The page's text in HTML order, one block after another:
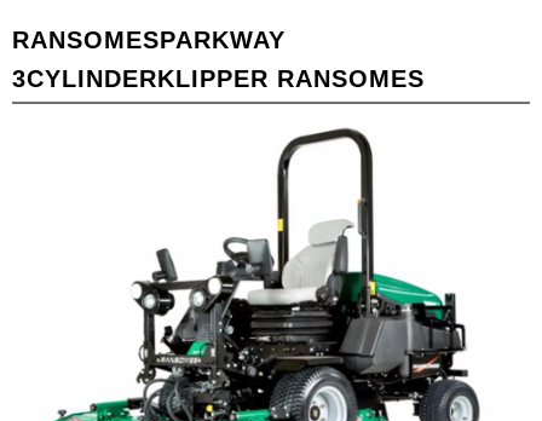
RANSOMESPARKWAY
3CYLINDERKLIPPER RANSOMES